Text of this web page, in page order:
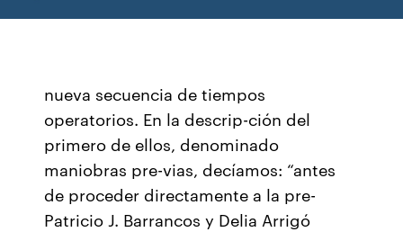
nueva secuencia de tiempos
operatorios. En la descrip-ción del
primero de ellos, denominado
maniobras pre-vias, decíamos: “antes
de proceder directamente a la pre-
Patricio J. Barrancos y Delia Arrigó